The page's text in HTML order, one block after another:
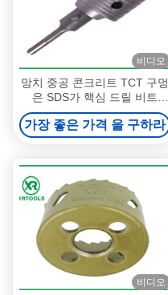
비디오
망치 중공 콘크리트 TCT 구멍
은 SDS가 핵심 드릴 비트
M22 스레드로 더하는 것을 봤
습니다
가장 좋은 가격 을 구하라
비디오